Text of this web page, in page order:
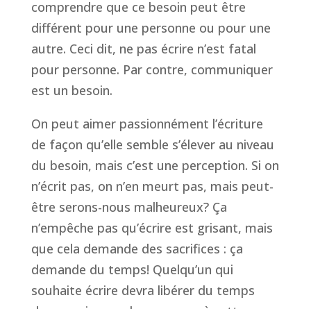
comprendre que ce besoin peut être
différent pour une personne ou pour une
autre. Ceci dit, ne pas écrire n’est fatal
pour personne. Par contre, communiquer
est un besoin.
On peut aimer passionnément l’écriture
de façon qu’elle semble s’élever au niveau
du besoin, mais c’est une perception. Si on
n’écrit pas, on n’en meurt pas, mais peut-
être serons-nous malheureux? Ça
n’empêche pas qu’écrire est grisant, mais
que cela demande des sacrifices : ça
demande du temps! Quelqu’un qui
souhaite écrire devra libérer du temps